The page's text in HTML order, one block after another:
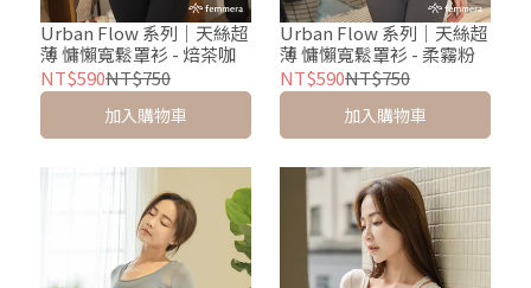
Urban Flow 系列｜天絲超
薄 慵懶寬鬆罩衫 - 焙茶咖
NT$590NT$750
加入購物車
Urban Flow 系列｜天絲超
薄 慵懶寬鬆罩衫 - 柔霧粉
NT$590NT$750
加入購物車